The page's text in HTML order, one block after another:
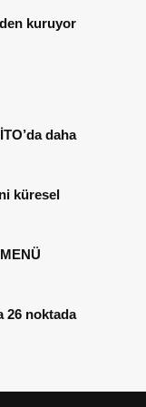
kuruyor
daha
küresel
26 noktada